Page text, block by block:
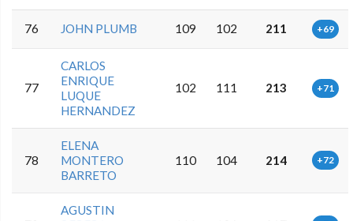
76 JOHN PLUMB 109 102 211 +69
77
CARLOS
ENRIQUE
LUQUE
HERNANDEZ
102 111 213 +71
78
ELENA
MONTERO
BARRETO
110 104 214 +72
AGUSTIN